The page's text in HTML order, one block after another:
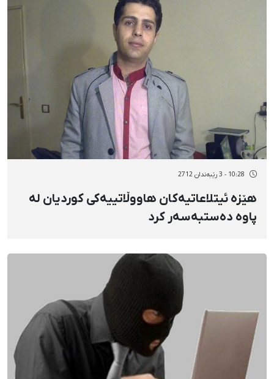
10:28 - 3 رێبەندان 2712
هێزە ئیتلاعاتیەکان هاووڵاتییەکی کوردیان لە
پاوە دەستبەسەر کرد